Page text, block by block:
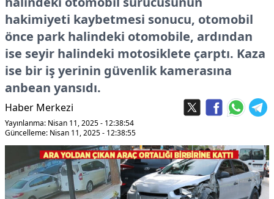
hakimiyeti kaybetmesi sonucu, otomobil
önce park halindeki otomobile, ardından
ise seyir halindeki motosiklete çarptı. Kaza
ise bir iş yerinin güvenlik kamerasına
anbean yansıdı.
Haber Merkezi
Yayınlanma: Nisan 11, 2025 - 12:38:54
Güncelleme: Nisan 11, 2025 - 12:38:55